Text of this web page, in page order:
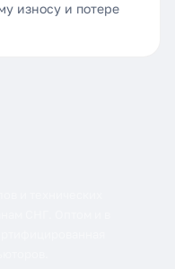
износу и потере